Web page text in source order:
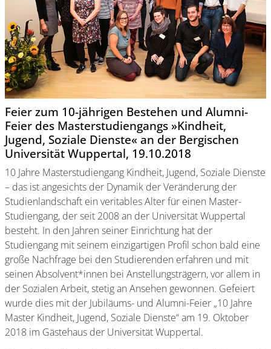
Feier zum 10-jährigen Bestehen und Alumni-
Feier des Masterstudiengangs »Kindheit,
Jugend, Soziale Dienste« an der Bergischen
Universität Wuppertal, 19.10.2018
10 Jahre Masterstudiengang Kindheit, Jugend, Soziale Dienste
– das ist angesichts der Dynamik der Veränderung der
Studienlandschaft ein veritables Alter für einen Master-
Studiengang, der seit 2008 an der Universität Wuppertal
besteht. In den Jahren seiner Einrichtung hat der
Studiengang mit seinem einzigartigen Profil schon bald eine
große Nachfrage bei den Studierenden erfahren und mit
seinen Absolvent*innen bei Anstellungsträgern, vor allem in
der Sozialen Arbeit, stetig an Ansehen gewonnen. Gefeiert
wurde dies mit der Jubiläums- und Alumni-Feier „10 Jahre
Master Kindheit, Jugend, Soziale Dienste“ am 19. Oktober
2018 im Gästehaus der Universität Wuppertal.